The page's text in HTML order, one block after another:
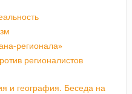
регионала»
регионалистов
и география. Беседа на